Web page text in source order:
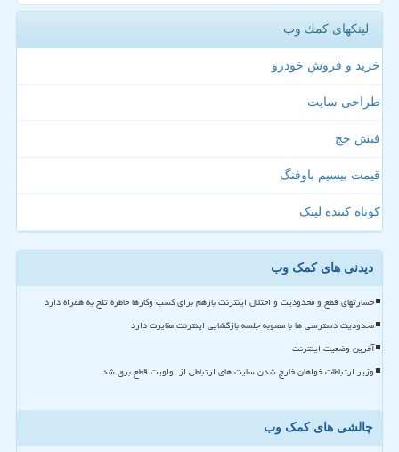
لینکهای كمك وب
خرید و فروش خودرو
طراحی سایت
فیش حج
قیمت بیسیم باوفنگ
کوتاه کننده لینک
دیدنی های کمک وب
خسارتهای قطع و محدودیت و اختلال اینترنت بازهم برای کسب وکارها خاطره تلخ به همراه دارد
محدودیت دسترسی ها با مصوبه جلسه بازگشایی اینترنت مغایرت دارد
آخرین وضعیت اینترنت
وزیر ارتباطات خواهان خارج شدن سایت های ارتباطی از اولویت قطع برق شد
چالشی های کمک وب